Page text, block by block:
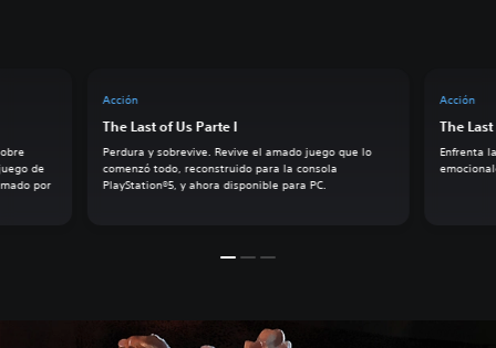
Acción
The Last of Us Parte I
Perdura y sobrevive. Revive el amado juego que lo
comenzó todo, reconstruido para la consola
PlayStation®5, y ahora disponible para PC.
Acción
The
Enfrenta
de
por